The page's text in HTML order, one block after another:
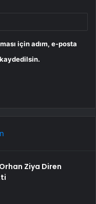
için adım, e-posta
Ziya Diren